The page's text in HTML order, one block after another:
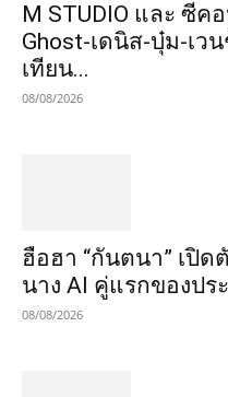
M STUDIO และ ซีค
Ghost-เดนิส-บุ๋ม-เว
เทียน...
08/08/2026
ฮือฮา “กันตนา” เปิด
นาง AI คู่แรกของปร
08/08/2026